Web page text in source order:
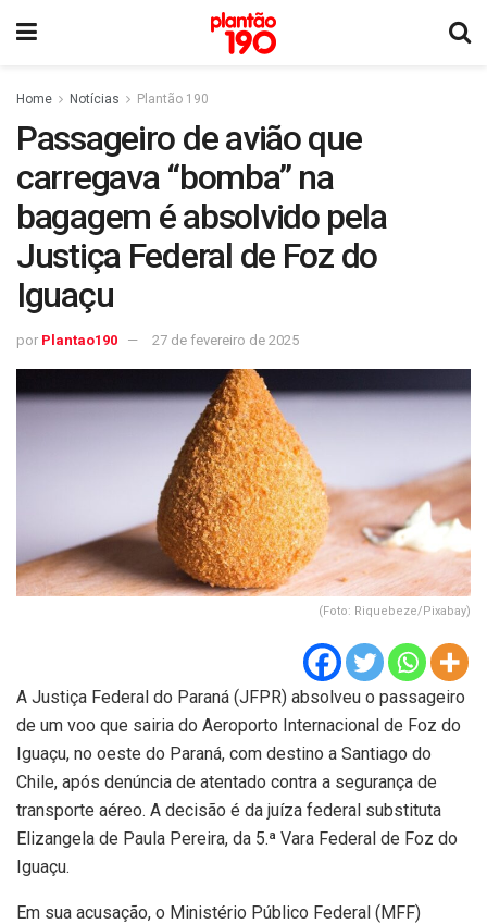
Home Notícias Plantão 190
Passageiro de avião que
carregava “bomba” na
bagagem é absolvido pela
Justiça Federal de Foz do
Iguaçu
por Plantao190 27 de fevereiro de 2025
(Foto: Riquebeze/Pixabay)
A Justiça Federal do Paraná (JFPR) absolveu o passageiro
de um voo que sairia do Aeroporto Internacional de Foz do
Iguaçu, no oeste do Paraná, com destino a Santiago do
Chile, após denúncia de atentado contra a segurança de
transporte aéreo. A decisão é da juíza federal substituta
Elizangela de Paula Pereira, da 5.ª Vara Federal de Foz do
Iguaçu.
Em sua acusação, o Ministério Público Federal (MFF)